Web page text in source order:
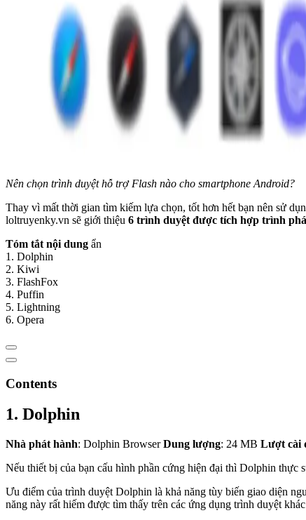
Nên chọn trình duyệt hỗ trợ Flash nào cho smartphone Android?
Thay vì mất thời gian tìm kiếm lựa chọn, tốt hơn hết bạn nên sử
loltruyenky.vn sẽ giới thiệu 6 trình duyệt được tích hợp trình
Tóm tắt nội dung ẩn
1. Dolphin
2. Kiwi
3. FlashFox
4. Puffin
5. Lightning
6. Opera
Contents
1. Dolphin
Nhà phát hành: Dolphin BrowserDung lượng: 24 MB Lượt cài
Nếu thiết bị của bạn cấu hình phần cứng hiện đại thì Dolphin thực
Ưu điểm của trình duyệt Dolphin là khả năng tùy biến giao diện
năng này rất hiếm được tìm thấy trên các ứng dụng trình duyệt